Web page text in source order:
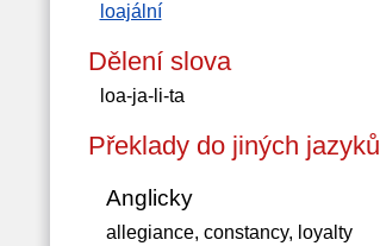
loajální
Dělení slova
loa-ja-li-ta
Překlady do jiných jazyků
Anglicky
allegiance, constancy, loyalty